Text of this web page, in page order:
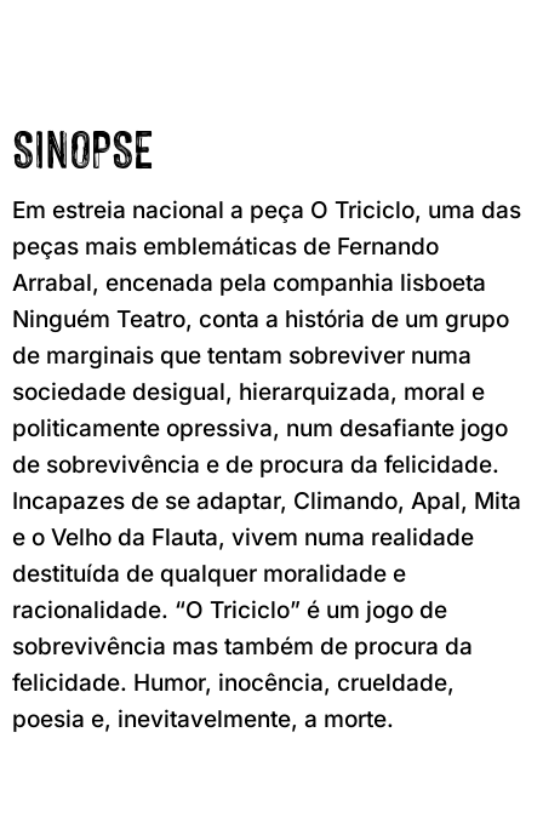
SINOPSE
Em estreia nacional a peça O Triciclo, uma das
peças mais emblemáticas de Fernando
Arrabal, encenada pela companhia lisboeta
Ninguém Teatro, conta a história de um grupo
de marginais que tentam sobreviver numa
sociedade desigual, hierarquizada, moral e
politicamente opressiva, num desafiante jogo
de sobrevivência e de procura da felicidade.
Incapazes de se adaptar, Climando, Apal, Mita
e o Velho da Flauta, vivem numa realidade
destituída de qualquer moralidade e
racionalidade. “O Triciclo” é um jogo de
sobrevivência mas também de procura da
felicidade. Humor, inocência, crueldade,
poesia e, inevitavelmente, a morte.